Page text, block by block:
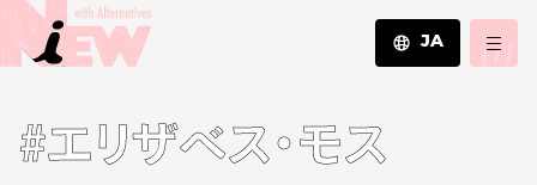
JA
#エリザベス・モス